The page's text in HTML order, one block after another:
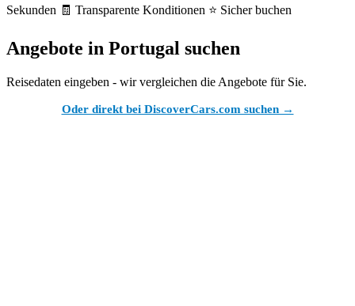
Sekunden 🧾 Transparente Konditionen ⭐ Sicher buchen
Angebote in Portugal suchen
Reisedaten eingeben - wir vergleichen die Angebote für Sie.
Oder direkt bei DiscoverCars.com suchen →